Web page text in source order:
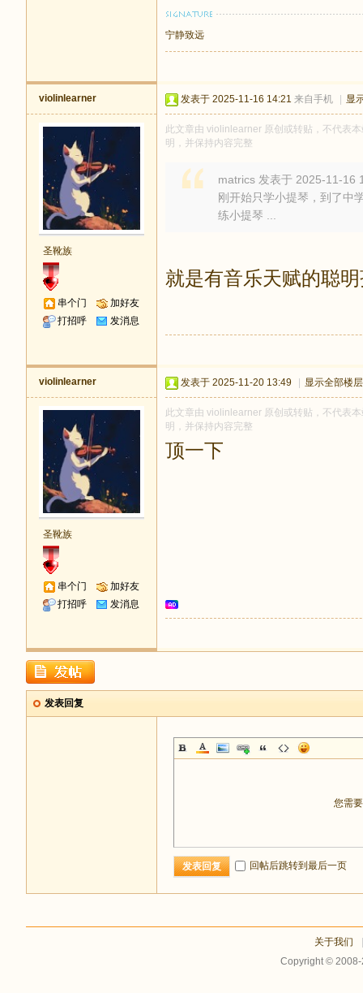
宁静致远
violinlearner
圣靴族
串个门
加好友
打招呼
发消息
发表于 2025-11-16 14:21 来自手机 显
此文章由 violinlearner 原创或转贴，不代表
明，并保持内容完整
matrics 发表于 2025-11-16
刚开始只学小提琴，到了中
练小提琴 ...
就是有音乐天赋的聪
violinlearner
圣靴族
串个门
加好友
打招呼
发消息
发表于 2025-11-20 13:49 显示全部楼层
此文章由 violinlearner 原创或转贴，不代表
明，并保持内容完整
顶一下
发表回复
您需
发表回复 回帖后跳转到最后一页
关于我们
Copyright ©